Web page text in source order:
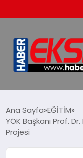
EKONOMİ
Ana Sayfa EĞİTİM
YÖK Başkanı Prof.
Projesi